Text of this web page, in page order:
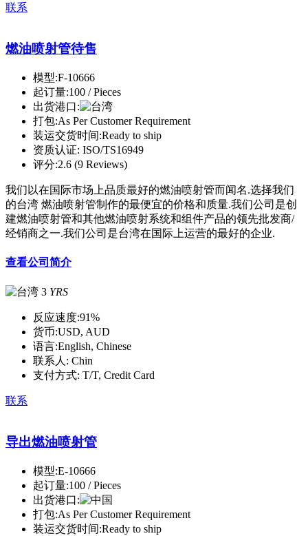
联系
燃油喷射管待售
模型:F-10666
起订量:100 / Pieces
出货港口:
打包:As Per Customer Requirement
装运交货时间:Ready to ship
资质认证: ISO/TS16949
评分:2.6 (9 Reviews)
我们以在国际市场上品质最好的燃油喷射管而闻名.选择我们
的台湾 燃油喷射管制作的最便宜的价格和质量.我们公司是创
建燃油喷射管和其他燃油喷射系统和组件产品的领先批发商/
经销商之一.我们公司是台湾在国际上运营的最好的企业.
查看公司简介
3 YRS
反应速度:91%
货币:USD, AUD
语言:English, Chinese
联系人: Chin
支付方式: T/T, Credit Card
联系
导出燃油喷射管
模型:E-10666
起订量:100 / Pieces
出货港口:
打包:As Per Customer Requirement
装运交货时间:Ready to ship